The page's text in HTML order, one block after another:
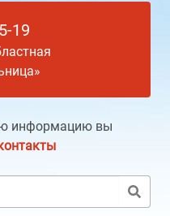
19
информацию вы